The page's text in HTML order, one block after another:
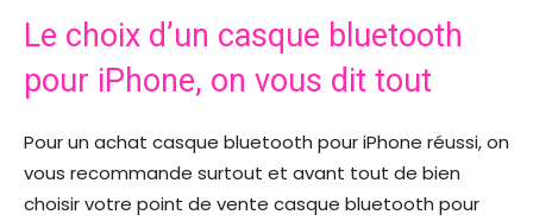
Le choix d’un casque bluetooth
pour iPhone, on vous dit tout
Pour un achat casque bluetooth pour iPhone réussi, on
vous recommande surtout et avant tout de bien
choisir votre point de vente casque bluetooth pour